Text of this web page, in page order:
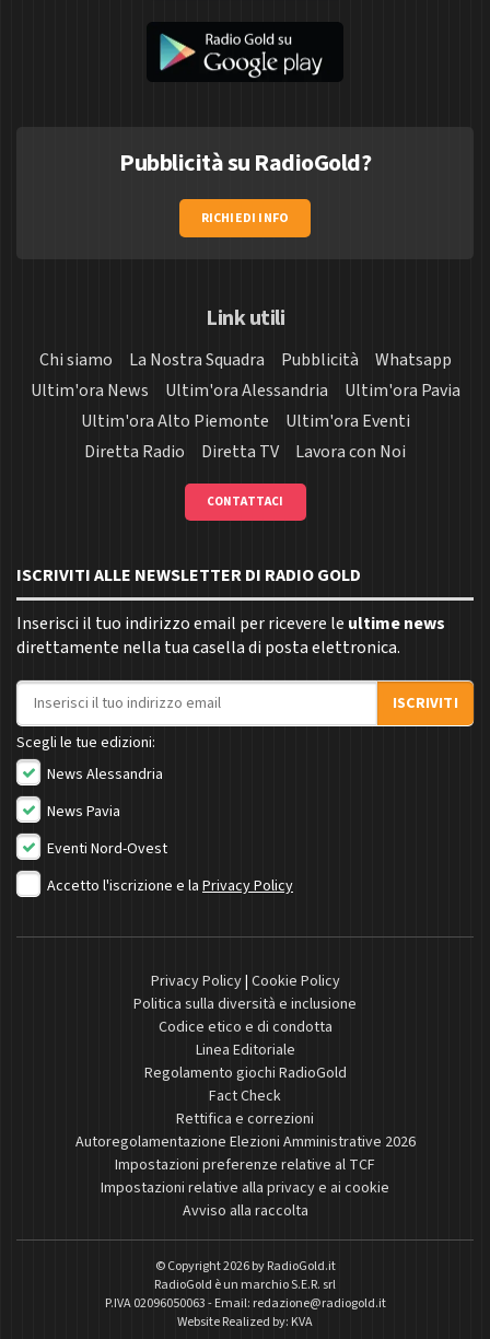
Pubblicità su RadioGold?
RICHIEDI INFO
Link utili
Chi siamo La Nostra Squadra Pubblicità
Whatsapp
Ultim'ora News
Ultim'ora Alessandria
Ultim'ora Pavia
Ultim'ora Alto Piemonte
Ultim'ora Eventi
Diretta Radio
Diretta TV Lavora con Noi
CONTATTACI
ISCRIVITI ALLE NEWSLETTER DI RADIO GOLD
Inserisci il tuo indirizzo email per ricevere le ultime news
direttamente nella tua casella di posta elettronica.
Indirizzo email
ISCRIVITI
Scegli le tue edizioni:
News Alessandria
News Pavia
Eventi Nord-Ovest
Accetto l'iscrizione e la Privacy Policy
Privacy Policy| Cookie Policy
Politica sulla diversità e inclusione
Codice etico e di condotta
Linea Editoriale
Regolamento giochi RadioGold
Fact Check
Rettifica e correzioni
Autoregolamentazione Elezioni Amministrative 2026
Impostazioni preferenze relative al TCF
Impostazioni relative alla privacy e ai cookie
Avviso alla raccolta
© Copyright 2026 byRadioGold.it
RadioGold è un marchio S.E.R. srl
P.IVA 02096050063 - Email: redazione@radiogold.it
Website Realized by: KVA